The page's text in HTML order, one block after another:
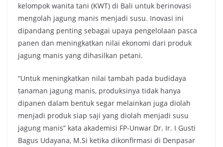
kelompok wanita tani (KWT) di Bali untuk berinovasi
mengolah jagung manis menjadi susu. Inovasi ini
dipandang penting sebagai upaya pengelolaan pasca
panen dan meningkatkan nilai ekonomi dari produk
jagung manis yang dihasilkan petani.
“Untuk meningkatkan nilai tambah pada budidaya
tanaman jagung manis, produksinya tidak hanya
dipanen dalam bentuk segar melainkan juga diolah
menjadi produk siap saji yang diolah menjadi susu
jagung manis” kata akademisi FP-Unwar Dr. Ir. I Gusti
Bagus Udayana, M.Si ketika dikonfirmasi di Denpasar